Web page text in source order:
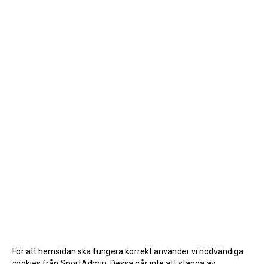
För att hemsidan ska fungera korrekt använder vi nödvändiga